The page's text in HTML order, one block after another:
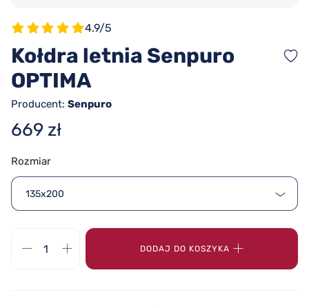
4.9/5
Kołdra letnia Senpuro
OPTIMA
Producent: Senpuro
669 zł
Rozmiar
135x200
DODAJ DO KOSZYKA